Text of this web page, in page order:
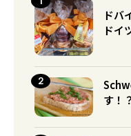
ドバ
ドイ
す！